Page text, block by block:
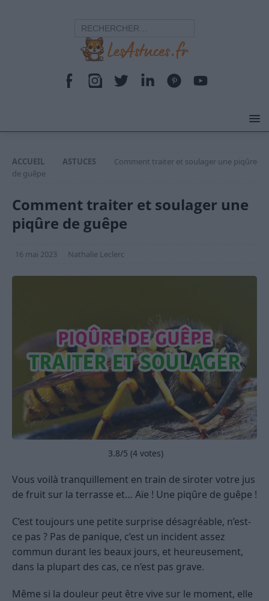
ACCUEIL ASTUCES
Comment traiter et soulager une piqûre
de guêpe
Comment traiter et soulager une
piqûre de guêpe
16 mai 2023 Nathalie Leclerc
3.8/5 (4 votes)
Vous voilà tranquillement en train de siroter votre jus
de fruit sur la terrasse et… Aïe ! Une piqûre de guêpe !
C’est toujours une petite surprise désagréable, n’est-
ce pas ? Pas de panique, c’est un incident assez
commun durant les beaux jours, et heureusement,
dans la plupart des cas, ce n’est pas grave.
Même si la douleur peut être vive sur le moment, elle